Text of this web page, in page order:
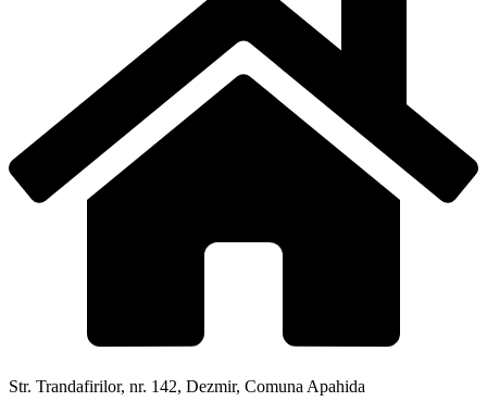
Str. Trandafirilor, nr. 142, Dezmir, Comuna Apahida